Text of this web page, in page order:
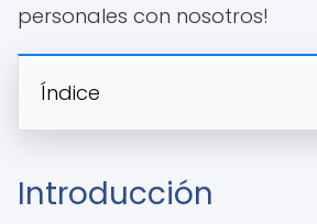
personales con nosotros!
Índice
Introducción